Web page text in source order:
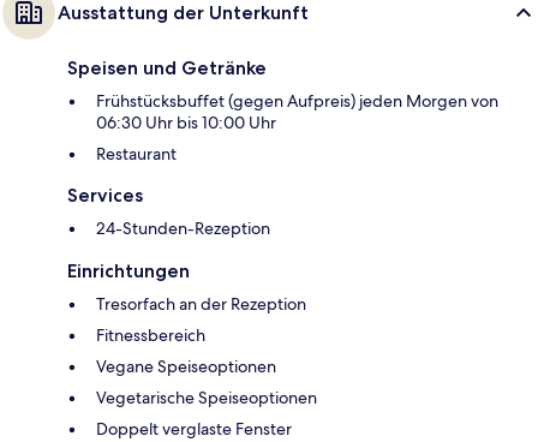
Ausstattung der Unterkunft
Speisen und Getränke
Frühstücksbuffet (gegen Aufpreis) jeden Morgen von
06:30 Uhr bis 10:00 Uhr
Restaurant
Services
24-Stunden-Rezeption
Einrichtungen
Tresorfach an der Rezeption
Fitnessbereich
Vegane Speiseoptionen
Vegetarische Speiseoptionen
Doppelt verglaste Fenster